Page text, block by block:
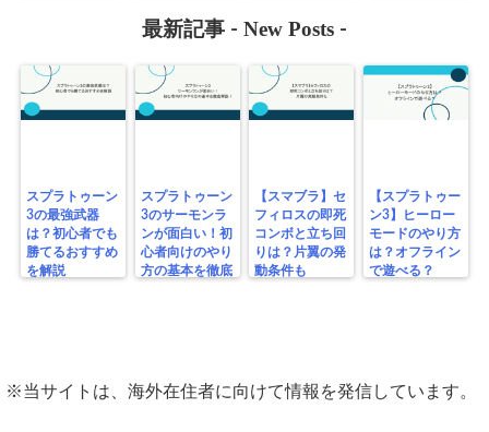
最新記事 - New Posts -
スプラトゥーン
3の最強武器
は？初心者でも
勝てるおすすめ
を解説
スプラトゥーン
3のサーモンラ
ンが面白い！初
心者向けのやり
方の基本を徹底
【スマブラ】セ
フィロスの即死
コンボと立ち回
りは？片翼の発
動条件も
【スプラトゥー
ン3】ヒーロー
モードのやり方
は？オフライン
で遊べる？
※当サイトは、海外在住者に向けて情報を発信しています。